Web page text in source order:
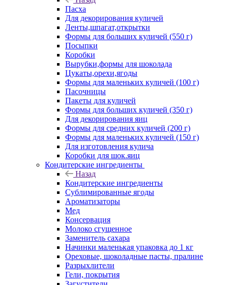
Пасха
Для декорирования куличей
Ленты,шпагат,открытки
Формы для больших куличей (550 г)
Посыпки
Коробки
Вырубки,формы для шоколада
Цукаты,орехи,ягоды
Формы для маленьких куличей (100 г)
Пасочницы
Пакеты для куличей
Формы для больших куличей (350 г)
Для декорирования яиц
Формы для средних куличей (200 г)
Формы для маленьких куличей (150 г)
Для изготовления кулича
Коробки для шок.яиц
Кондитерские ингредиенты
Назад
Кондитерские ингредиенты
Сублимированные ягоды
Ароматизаторы
Мед
Консервация
Молоко сгущенное
Заменитель сахара
Начинки маленькая упаковка до 1 кг
Ореховые, шоколадные пасты, пралине
Разрыхлители
Гели, покрытия